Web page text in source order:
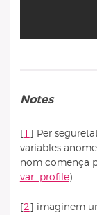
Notes
[1 ] Per
variables
nom comença
var_profile).
[2 ] imaginem